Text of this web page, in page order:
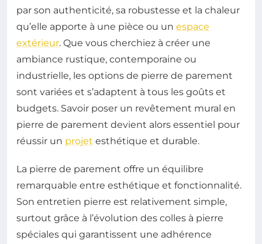
par son authenticité, sa robustesse et la chaleur
qu’elle apporte à une pièce ou un espace
extérieur. Que vous cherchiez à créer une
ambiance rustique, contemporaine ou
industrielle, les options de pierre de parement
sont variées et s’adaptent à tous les goûts et
budgets. Savoir poser un revêtement mural en
pierre de parement devient alors essentiel pour
réussir un projet esthétique et durable.
La pierre de parement offre un équilibre
remarquable entre esthétique et fonctionnalité.
Son entretien pierre est relativement simple,
surtout grâce à l’évolution des colles à pierre
spéciales qui garantissent une adhérence